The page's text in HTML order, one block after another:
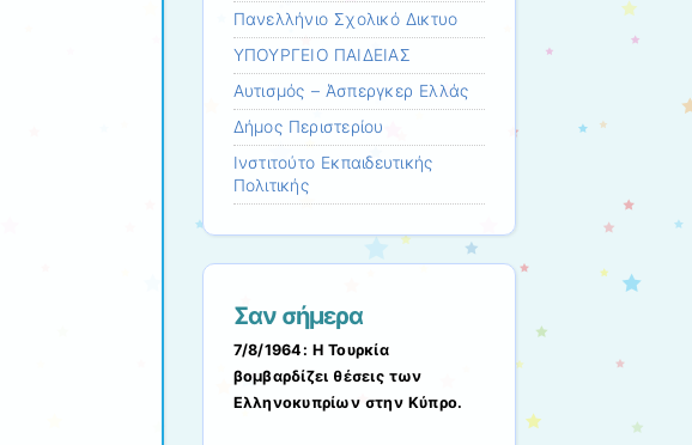
Πανελλήνιο Σχολικό Δικτυο
ΥΠΟΥΡΓΕΙΟ ΠΑΙΔΕΙΑΣ
Αυτισμός – Άσπεργκερ Ελλάς
Δήμος Περιστερίου
Ινστιτούτο Εκπαιδευτικής
Πολιτικής
Σαν σήμερα
7/8/1964: Η Τουρκία
βομβαρδίζει θέσεις των
Ελληνοκυπρίων στην Κύπρο.